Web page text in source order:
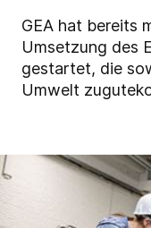
GEA hat bereits
Umsetzung des
gestartet, die
Umwelt